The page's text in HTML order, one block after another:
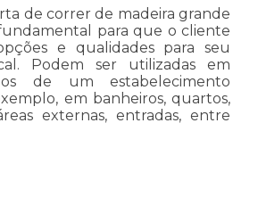
de correr de madeira grande
para que o cliente
e qualidades para seu
Podem ser utilizadas em
de um estabelecimento
em banheiros, quartos,
externas, entradas, entre